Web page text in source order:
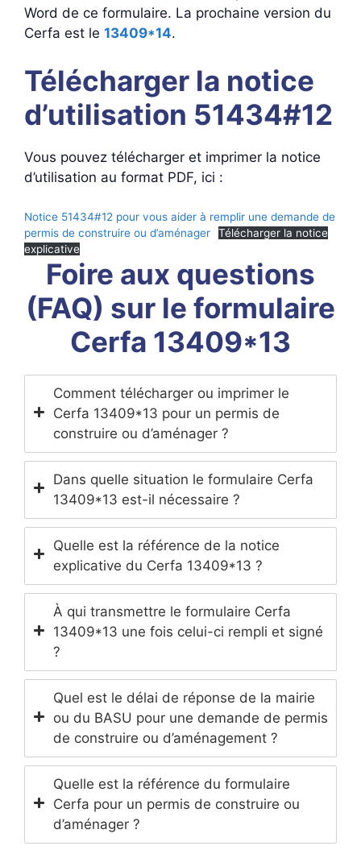
Word de ce formulaire. La prochaine version du
Cerfa est le 13409*14.
Télécharger la notice
d’utilisation 51434#12
Vous pouvez télécharger et imprimer la notice
d’utilisation au format PDF, ici :
Notice 51434#12 pour vous aider à remplir une demande de
permis de construire ou d’aménager
Télécharger la notice
explicative
Foire aux questions
(FAQ) sur le formulaire
Cerfa 13409*13
Comment télécharger ou imprimer le
Cerfa 13409*13 pour un permis de
construire ou d’aménager ?
Dans quelle situation le formulaire Cerfa
13409*13 est-il nécessaire ?
Quelle est la référence de la notice
explicative du Cerfa 13409*13 ?
À qui transmettre le formulaire Cerfa
13409*13 une fois celui-ci rempli et signé
?
Quel est le délai de réponse de la mairie
ou du BASU pour une demande de permis
de construire ou d’aménagement ?
Quelle est la référence du formulaire
Cerfa pour un permis de construire ou
d’aménager ?